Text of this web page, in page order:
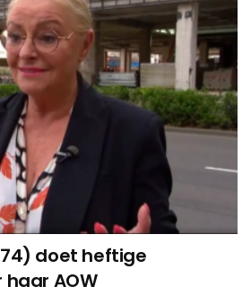
doet heftige
AOW